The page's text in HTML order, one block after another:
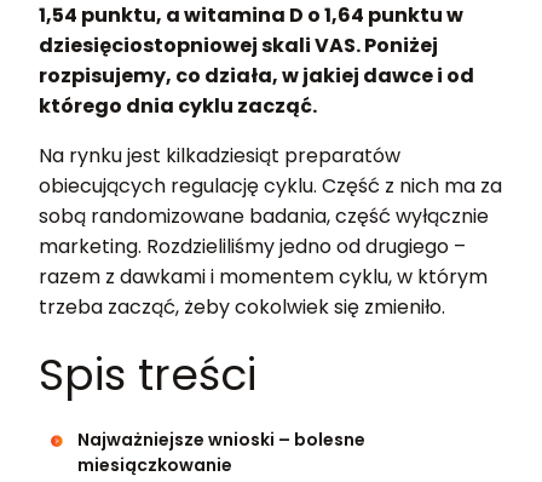
1,54 punktu, a witamina D o 1,64 punktu w
dziesięciostopniowej skali VAS. Poniżej
rozpisujemy, co działa, w jakiej dawce i od
którego dnia cyklu zacząć.
Na rynku jest kilkadziesiąt preparatów
obiecujących regulację cyklu. Część z nich ma za
sobą randomizowane badania, część wyłącznie
marketing. Rozdzieliliśmy jedno od drugiego –
razem z dawkami i momentem cyklu, w którym
trzeba zacząć, żeby cokolwiek się zmieniło.
Spis treści
Najważniejsze wnioski – bolesne
miesiączkowanie